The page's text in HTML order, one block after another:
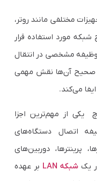
مختلفی مانند روتر،
مورد استفاده قرار
وظیفه مشخصی در انتقال
صحیح آن‌ها نقش مهمی
می‌کند.
یکی از مهم‌ترین اجزا
اتصال دستگاه‌های
پرینترها، دوربین‌های
یک شبکه LAN
بر عهده